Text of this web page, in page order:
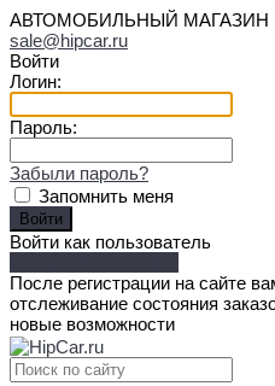
АВТОМОБИЛЬНЫЙ МАГАЗИН
sale@hipcar.ru
Войти
Логин:
Пароль:
Забыли пароль?
Запомнить меня
Войти как пользователь
После регистрации на сайте
отслеживание состояния
новые возможности